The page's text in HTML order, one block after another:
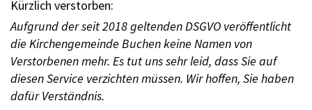
Kürzlich verstorben:
Aufgrund der seit 2018 geltenden DSGVO veröffentlicht
die Kirchengemeinde Buchen keine Namen von
Verstorbenen mehr. Es tut uns sehr leid, dass Sie auf
diesen Service verzichten müssen. Wir hoffen, Sie haben
dafür Verständnis.